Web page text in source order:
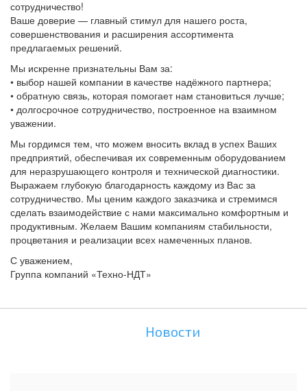
сотрудничество!
Ваше доверие — главный стимул для нашего роста,
совершенствования и расширения ассортимента
предлагаемых решений.
Мы искренне признательны Вам за:
• выбор нашей компании в качестве надёжного партнера;
• обратную связь, которая помогает нам становиться лучше;
• долгосрочное сотрудничество, построенное на взаимном
уважении.
Мы гордимся тем, что можем вносить вклад в успех Ваших
предприятий, обеспечивая их современным оборудованием
для неразрушающего контроля и технической диагностики.
Выражаем глубокую благодарность каждому из Вас за
сотрудничество. Мы ценим каждого заказчика и стремимся
сделать взаимодействие с нами максимально комфортным и
продуктивным. Желаем Вашим компаниям стабильности,
процветания и реализации всех намеченных планов.
С уважением,
Группа компаний «Техно-НДТ»
Новости